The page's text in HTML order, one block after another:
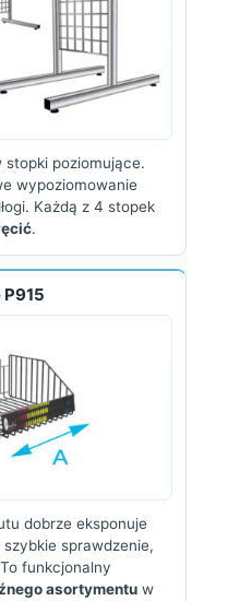
poziomujące.
wypoziomowanie
Każdą z 4 stopek
.
dobrze eksponuje
sprawdzenie,
funkcjonalny
asortymentu w